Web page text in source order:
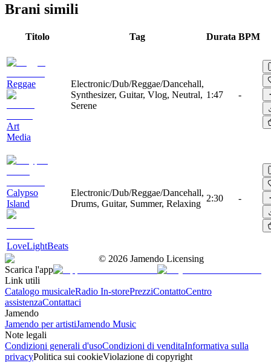
Brani simili
Titolo Tag Durata BPM
Reggae
Art
Media
Electronic/Dub/Reggae/Dancehall,
Synthesizer, Guitar, Vlog, Neutral,
Serene
1:47 -
Calypso
Island
LoveLightBeats
Electronic/Dub/Reggae/Dancehall,
Drums, Guitar, Summer, Relaxing
2:30 -
© 2026 Jamendo Licensing
Scarica l'app
Link utili
Catalogo musicaleRadio In-storePrezziContattoCentro
assistenzaContattaci
Jamendo
Jamendo per artistiJamendo Music
Note legali
Condizioni generali d'usoCondizioni di venditaInformativa sulla
privacyPolitica sui cookieViolazione di copyright